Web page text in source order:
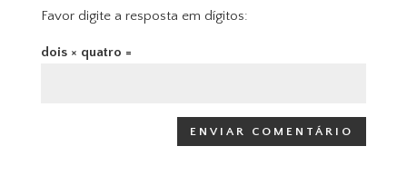
Favor digite a resposta em dígitos:
dois × quatro =